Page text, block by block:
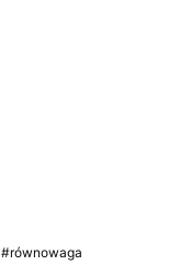
#równowaga